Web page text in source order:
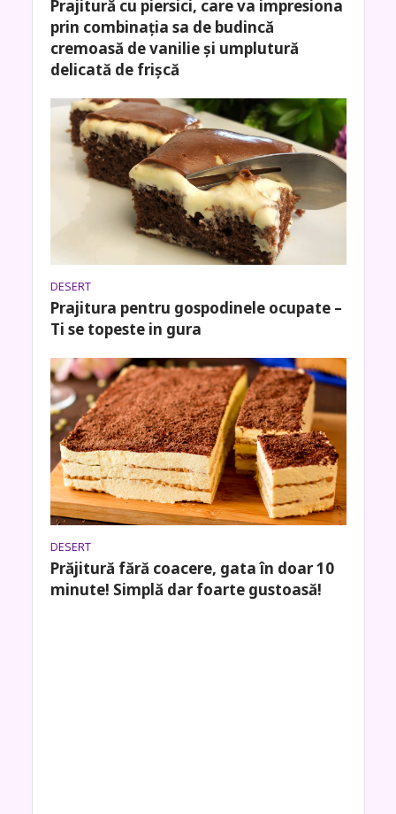
Prajitură cu piersici, care va impresiona
prin combinația sa de budincă
cremoasă de vanilie și umplutură
delicată de frișcă
DESERT
Prajitura pentru gospodinele ocupate –
Ti se topeste in gura
DESERT
Prăjitură fără coacere, gata în doar 10
minute! Simplă dar foarte gustoasă!